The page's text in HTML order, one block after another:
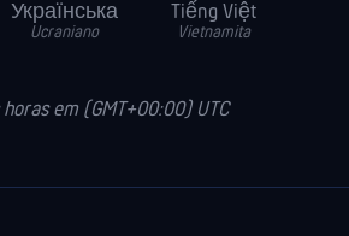
Українська
Ucraniano
Tiếng Việt
Vietnamita
horas em (GMT+00:00) UTC